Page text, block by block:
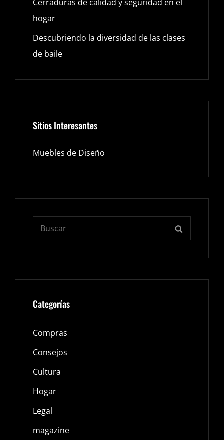
Cerraduras de calidad y seguridad en el
hogar
Descubriendo la diversidad de las clases
de baile
Sitios Interesantes
Muebles de Diseño
Categorías
Compras
Consejos
Cultura
Hogar
Legal
magazine